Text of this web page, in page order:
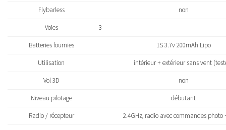
Flybarless non
Voies 3
Batteries fournies 1S 3.7v 200mAh Lipo
Utilisation intérieur + extérieur sans vent
Vol 3D non
Niveau pilotage débutant
Radio / récepteur 2.4GHz, radio avec commandes photo